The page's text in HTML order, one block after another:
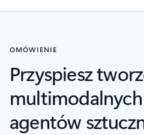
OMÓWIENIE
Przyspiesz
agentów